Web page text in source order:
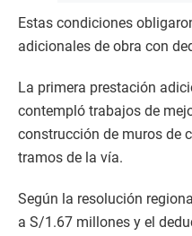
Estas condiciones
adicionales de obra con
La primera prestación
contempló trabajos de
construcción de muros de
tramos de la vía.
Según la resolución
a S/1.67 millones y el